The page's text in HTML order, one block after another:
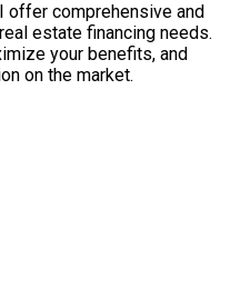
offer comprehensive and
estate financing needs.
your benefits, and
on the market.